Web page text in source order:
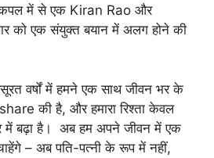
कपल में से एक Kiran Rao और
को एक संयुक्त बयान में अलग होने की
वर्षों में हमने एक साथ जीवन भर के
की है, और हमारा रिश्ता केवल
में बढ़ा है। अब हम अपने जीवन में एक
– अब पति-पत्नी के रूप में नहीं,